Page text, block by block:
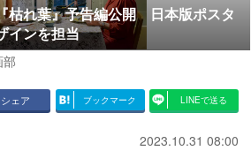
枯れ葉』予告編公開 日本版ポスタ
インを担当
シェア ブックマーク LINEで送る
2023.10.31 08:00